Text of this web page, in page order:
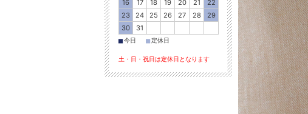
16 17 18 19 20 21
22
23
24 25 26 27 28
29
30
31
■今日 ■定休日
土・日・祝日は定休日となります